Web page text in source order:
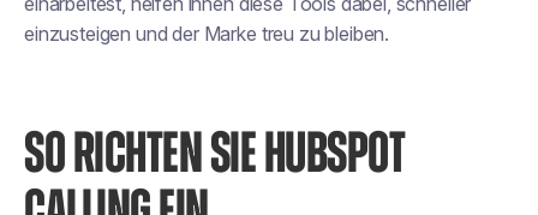
einzusteigen und der Marke treu zu bleiben.
SO RICHTEN SIE HUBSPOT